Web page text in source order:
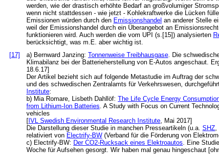
werden, wie der drastisch erhöhte Bedarf an großvolumiger
wenn nicht stattdessen - wie jetzt - Kohlekraftwerke die Lücken
Emissionen würden durch den Emissionshandel an anderer Stelle
weil der Emissionshandel durch ein Überangebot an
funktionieren wird. Auch werden die vom UPI (s.[15]) analysierten
berücksichtigt, was m.E. aber wichtig ist.
[17]
a) Bernward Janzing: Tonnenweise Treibhausgase. Die
Klimabilanz bei der Batterieherstellung von E-Autos angeschaut.
18.6.17]
Der Artikel bezieht sich auf folgende Metastudie im Auftrag der
und des schwedischen Zentralamts für Verkehrswesen,
Institute:
b) Mia Romare, Lisbeth Dahllöf: The Life Cycle Energy
from Lithium-Ion Batteries. A Study with Focus on Current
vehicles
[ IVL Swedish Environmental Research Institute, Mai 2017]
Die Darstellung dieser Studie in manchen Presseartikeln (u.a. SHZ,
relativiert von Electrify-BW (Verband für die Förderung von
c) Electrify-BW: Der CO2-Rucksack eines Elektroautos. Eine
Woche für Aufsehen gesorgt. Wir haben mal genau hingeschaut